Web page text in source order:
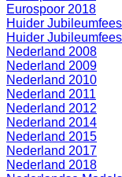
Eurospoor 2018
Huider
Huider
Nederland 2008
Nederland 2009
Nederland 2010
Nederland 2011
Nederland 2012
Nederland 2014
Nederland 2015
Nederland 2017
Nederland 2018